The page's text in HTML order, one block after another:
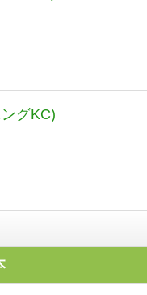
グKC)